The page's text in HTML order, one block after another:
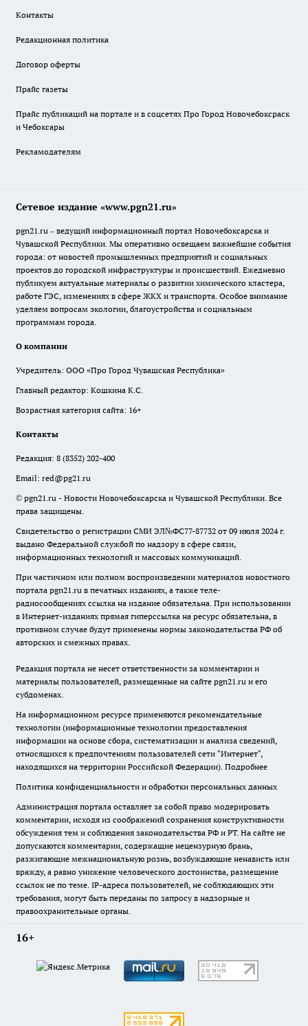
Контакты
Редакционная политика
Договор оферты
Прайс газеты
Прайс публикаций на портале и в соцсетях Про Город Новочебоксраск
и Чебоксары
Рекламодателям
Сетевое издание «www.pgn21.ru»
pgn21.ru – ведущий информационный портал Новочебоксарска и
Чувашской Республики. Мы оперативно освещаем важнейшие события
города: от новостей промышленных предприятий и социальных
проектов до городской инфраструктуры и происшествий. Ежедневно
публикуем актуальные материалы о развитии химического кластера,
работе ГЭС, изменениях в сфере ЖКХ и транспорта. Особое внимание
уделяем вопросам экологии, благоустройства и социальным
программам города.
О компании
Учредитель: ООО «Про Город Чувашская Республика»
Главный редактор: Кошкина К.С.
Возрастная категория сайта: 16+
Контакты
Редакция: 8 (8352) 202-400
Email: red@pg21.ru
© pgn21.ru - Новости Новочебоксарска и Чувашской Республики. Все
права защищены.
Свидетельство о регистрации СМИ ЭЛ№ФС77-87732 от 09 июля 2024 г.
выдано Федеральной службой по надзору в сфере связи,
информационных технологий и массовых коммуникаций.
При частичном или полном воспроизведении материалов новостного
портала pgn21.ru в печатных изданиях, а также теле-
радиосообщениях ссылка на издание обязательна. При использовании
в Интернет-изданиях прямая гиперссылка на ресурс обязательна, в
противном случае будут применены нормы законодательства РФ об
авторских и смежных правах.
Редакция портала не несет ответственности за комментарии и
материалы пользователей, размещенные на сайте pgn21.ru и его
субдоменах.
На информационном ресурсе применяются рекомендательные
технологии (информационные технологии предоставления
информации на основе сбора, систематизации и анализа сведений,
относящихся к предпочтениям пользователей сети "Интернет",
находящихся на территории Российской Федерации). Подробнее
Политика конфиденциальности и обработки персональных данных
Администрация портала оставляет за собой право модерировать
комментарии, исходя из соображений сохранения конструктивности
обсуждения тем и соблюдения законодательства РФ и РТ. На сайте не
допускаются комментарии, содержащие нецензурную брань,
разжигающие межнациональную рознь, возбуждающие ненависть или
вражду, а равно унижение человеческого достоинства, размещение
ссылок не по теме. IP-адреса пользователей, не соблюдающих эти
требования, могут быть переданы по запросу в надзорные и
правоохранительные органы.
16+